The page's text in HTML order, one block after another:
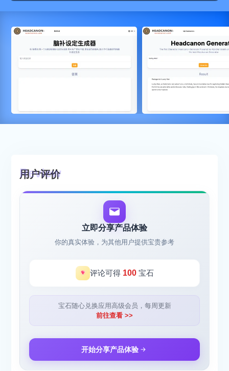
用户评价
立即分享产品体验
你的真实体验，为其他用户提供宝贵参考
评论可得 100宝石
宝石随心兑换应用高级会员，每周更新
前往查看 >>
开始分享产品体验